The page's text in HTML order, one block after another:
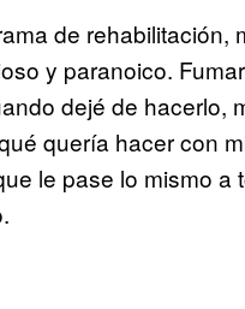
de rehabilitación,
y paranoico.
dejé de hacerlo,
quería hacer con
le pase lo mismo a